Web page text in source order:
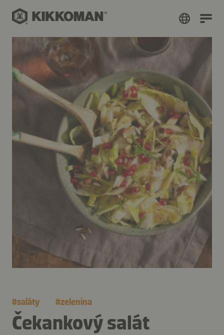
#saláty #zelenina
Čekankový salát